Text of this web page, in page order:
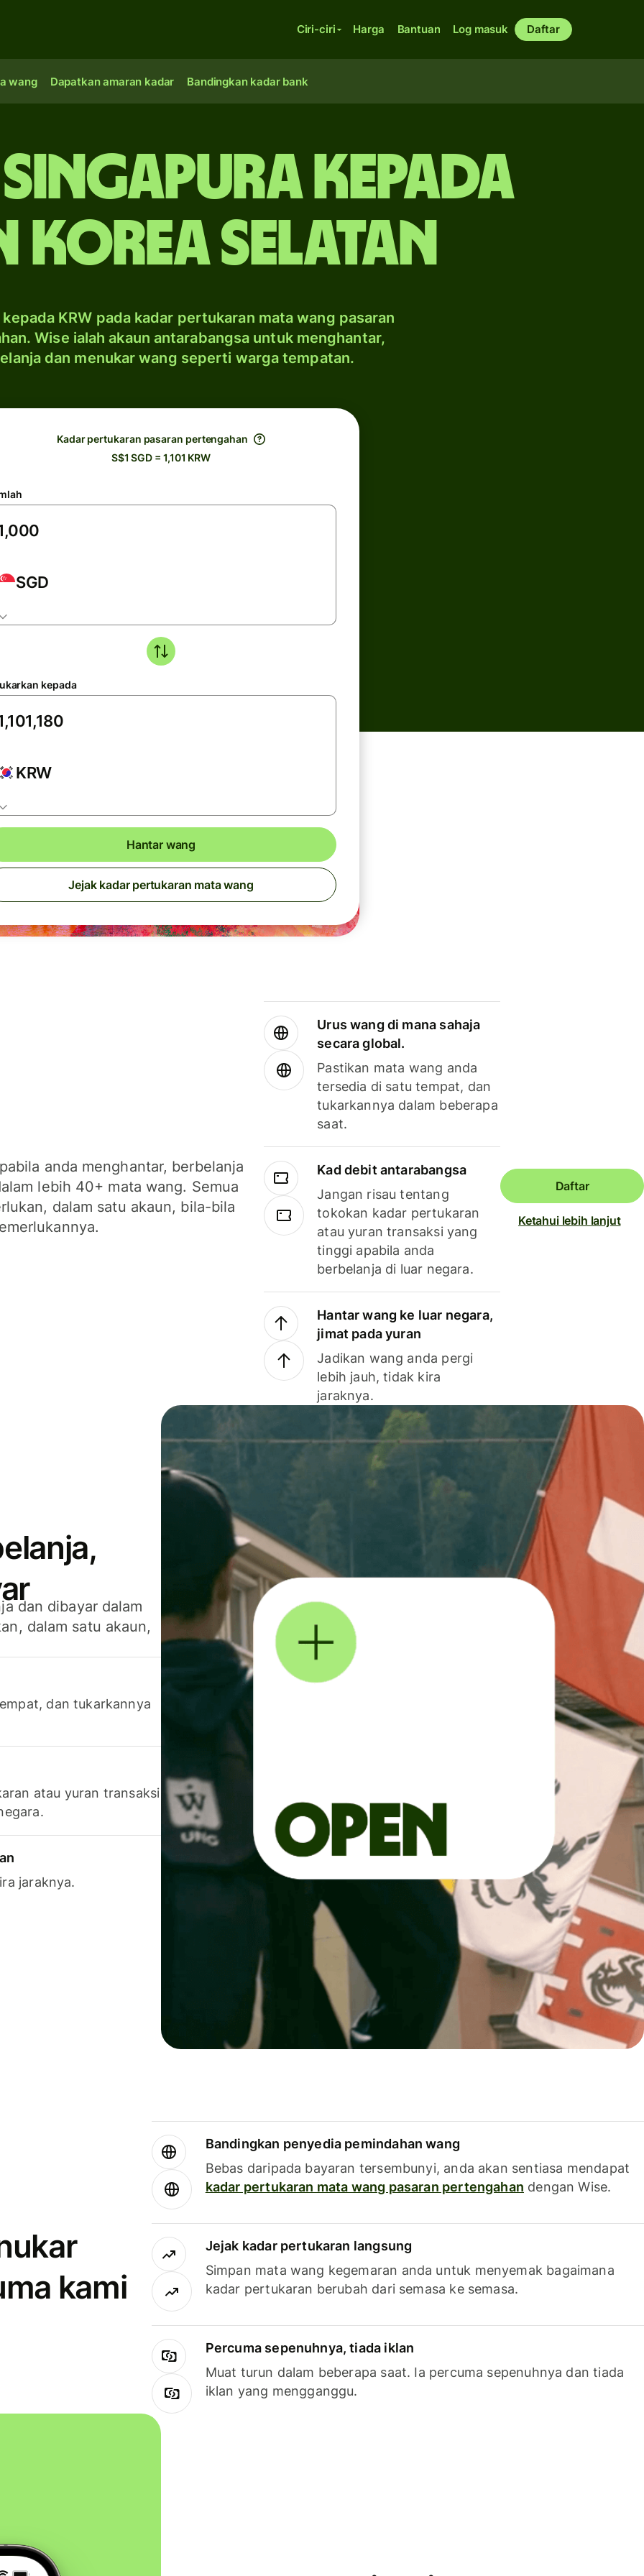
Ciri-ciri Harga Bantuan Log masuk Daftar
wang Dapatkan amaran kadar Bandingkan kadar bank
kepada
Korea Selatan
kepada KRW pada kadar pertukaran mata wang pasaran
Wise ialah akaun antarabangsa untuk menghantar,
dan menukar wang seperti warga tempatan.
Kadar pertukaran pasaran pertengahan
S$1 SGD = 1,101 KRW
SGD
kepada
KRW
Hantar wang
Jejak kadar pertukaran mata wang
anda menghantar, berbelanja
lebih 40+ mata wang. Semua
dalam satu akaun, bila-bila
Urus wang di mana sahaja
secara global.
Pastikan mata wang anda
tersedia di satu tempat, dan
tukarkannya dalam beberapa
saat.
Kad debit antarabangsa
Jangan risau tentang
tokokan kadar pertukaran
atau yuran transaksi yang
tinggi apabila anda
berbelanja di luar negara.
Hantar wang ke luar negara,
jimat pada yuran
Jadikan wang anda pergi
lebih jauh, tidak kira
jaraknya.
Daftar
Ketahui lebih lanjut
dan dibayar dalam
dalam satu akaun,
dan tukarkannya
atau yuran transaksi
jaraknya.
kami
Bandingkan penyedia pemindahan wang
Bebas daripada bayaran tersembunyi, anda akan sentiasa mendapat
kadar pertukaran mata wang pasaran pertengahan dengan Wise.
Jejak kadar pertukaran langsung
Simpan mata wang kegemaran anda untuk menyemak bagaimana
kadar pertukaran berubah dari semasa ke semasa.
Percuma sepenuhnya, tiada iklan
Muat turun dalam beberapa saat. Ia percuma sepenuhnya dan tiada
iklan yang mengganggu.